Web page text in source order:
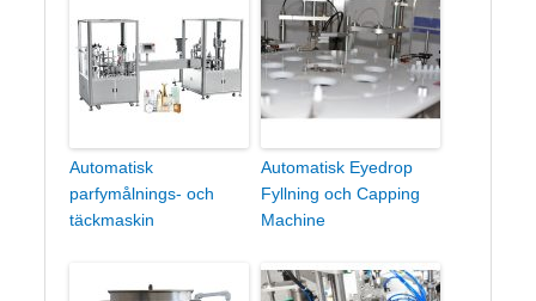
Automatisk
parfymålnings- och
täckmaskin
Automatisk Eyedrop
Fyllning och Capping
Machine